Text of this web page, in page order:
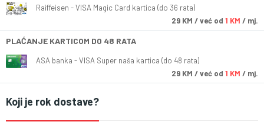
Raiffeisen - VISA Magic Card kartica (do 36 rata)
29 KM / već od 1 KM / mj.
PLAĆANJE KARTICOM DO 48 RATA
ASA banka - VISA Super naša kartica (do 48 rata)
29 KM / već od 1 KM / mj.
Koji je rok dostave?